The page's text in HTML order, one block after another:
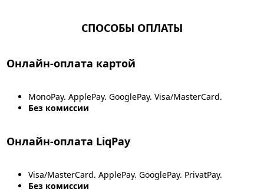
СПОСОБЫ ОПЛАТЫ
Онлайн-оплата картой
MonoPay. ApplePay. GooglePay. Visa/MasterCard.
Без комиссии
Онлайн-оплата LiqPay
Visa/MasterCard. ApplePay. GooglePay. PrivatPay.
Без комиссии